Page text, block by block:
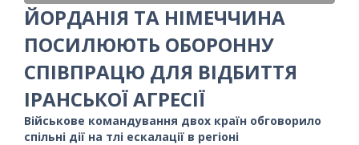
ЙОРДАНІЯ ТА НІМЕЧЧИНА
ПОСИЛЮЮТЬ ОБОРОННУ
СПІВПРАЦЮ ДЛЯ ВІДБИТТЯ
ІРАНСЬКОЇ АГРЕСІЇ
Військове командування двох країн обговорило
спільні дії на тлі ескалації в регіоні